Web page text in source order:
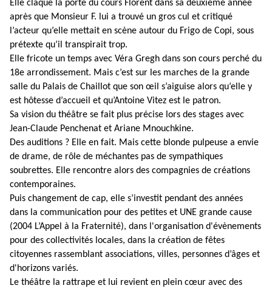
Elle claque la porte du cours Florent dans sa deuxième année
après que Monsieur F. lui a trouvé un gros cul et critiqué
l’acteur qu’elle mettait en scène autour du Frigo de Copi, sous
prétexte qu’il transpirait trop.
Elle fricote un temps avec Véra Gregh dans son cours perché du
18e arrondissement. Mais c’est sur les marches de la grande
salle du Palais de Chaillot que son œil s’aiguise alors qu’elle y
est hôtesse d’accueil et qu’Antoine Vitez est le patron.
Sa vision du théâtre se fait plus précise lors des stages avec
Jean-Claude Penchenat et Ariane Mnouchkine.
Des auditions ? Elle en fait. Mais cette blonde pulpeuse a envie
de drame, de rôle de méchantes pas de sympathiques
soubrettes. Elle rencontre alors des compagnies de créations
contemporaines.
Puis changement de cap, elle s’investit pendant des années
dans la communication pour des petites et UNE grande cause
(2004 L’Appel à la Fraternité), dans l'organisation d'évènements
pour des collectivités locales, dans la création de fêtes
citoyennes rassemblant associations, villes, personnes d’âges et
d'horizons variés.
Le théâtre la rattrape et lui revient en plein cœur avec des